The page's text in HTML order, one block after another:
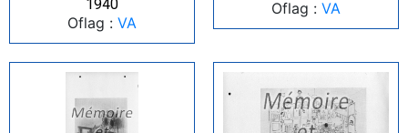
1940
Oflag : VA
Oflag : VA